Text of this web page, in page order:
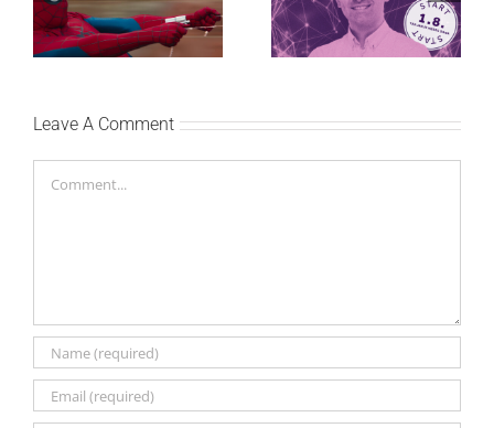
Spajdermen: Novi dan
oborio rekord već prvog
vikenda
i nauči kako da
veštačku inteligenciju
primeniš u praksi
Leave A Comment